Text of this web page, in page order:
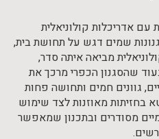
אדריכלות קולוניאלית
שמים דגש על תחושת בית,
מביאה איתה סדר,
שהסגנון הכפרי מרכך את
גוונים חמים ותחושה פחות
בחזיתות מאוזנות לצד שימוש
מסודרים ובתכנון שמאפשר